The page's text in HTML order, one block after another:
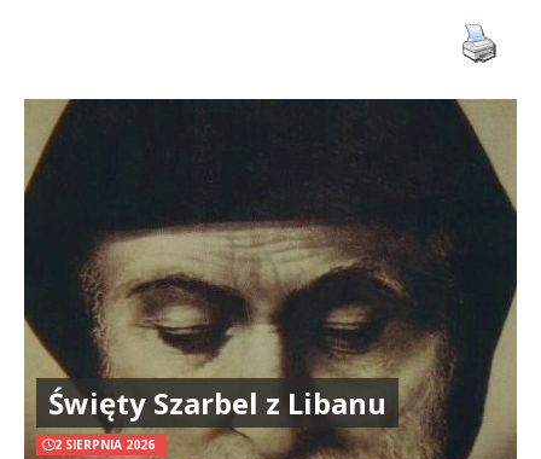
Święty Szarbel z Libanu
2 SIERPNIA 2026